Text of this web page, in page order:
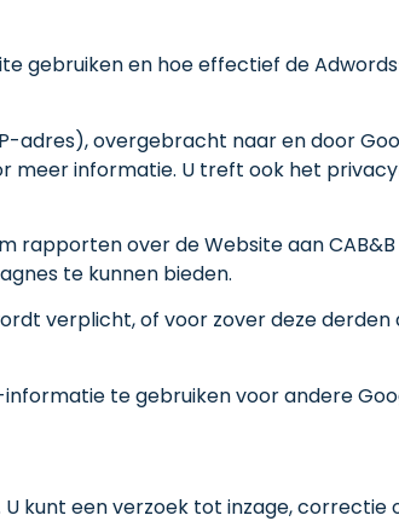
gebruiken en hoe effectief de
adres), overgebracht naar en door
meer informatie. U treft ook het
rapporten over de Website aan
te kunnen bieden.
verplicht, of voor zover deze derden
te gebruiken voor andere
kunt een verzoek tot inzage, correctie